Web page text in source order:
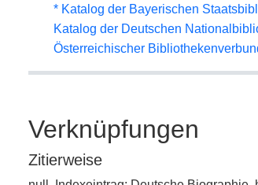
* Katalog der Bayerischen
Katalog der Deutschen
Österreichischer
Verknüpfungen
Zitierweise